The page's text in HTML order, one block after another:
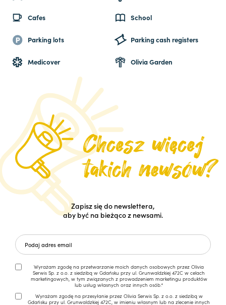
Cafes School
Parking lots Parking cash registers
Medicover Olivia Garden
Zapisz się do newslettera,
aby być na bieżąco z newsami.
Wyrażam zgodę na przetwarzanie moich danych osobowych przez Olivia
Serwis Sp. z o.o. z siedzibą w Gdańsku przy ul. Grunwaldzkiej 472C w celach
marketingowych, w tym związanych z prowadzeniem marketingu produktów
lub usług własnych oraz innych osób.*
Wyrażam zgodę na przesyłanie przez Olivia Serwis Sp. z o.o. z siedzibą w
Gdańsku przy ul. Grunwaldzkiej 472C, w imieniu własnym lub na zlecenie innych